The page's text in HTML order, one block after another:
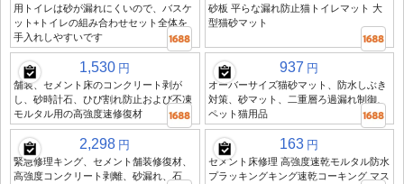
用トイレは砂が漏れにくいので、バスケ
ット+トイレの組み合わせセット全体を
手入れしやすいです
砂板 平らな漏れ防止猫トイレマット 大
型猫砂マット
1,530 円
舗装、セメント床のコンクリート剥が
し、砂時計石、ひび割れ防止および不凍
モルタル用の高強度速修復材
937 円
オーバーサイズ猫砂マット、防水しぶき
対策、砂マット、二重層ろ過漏れ制御、
ペット猫用品
2,298 円
緊急修理キング、セメント舗装修復材、
高強度コンクリート剥離、砂漏れ、石
163 円
セメント床修理 高強度速乾モルタル防水
プラッキングキング速乾コーキング マス